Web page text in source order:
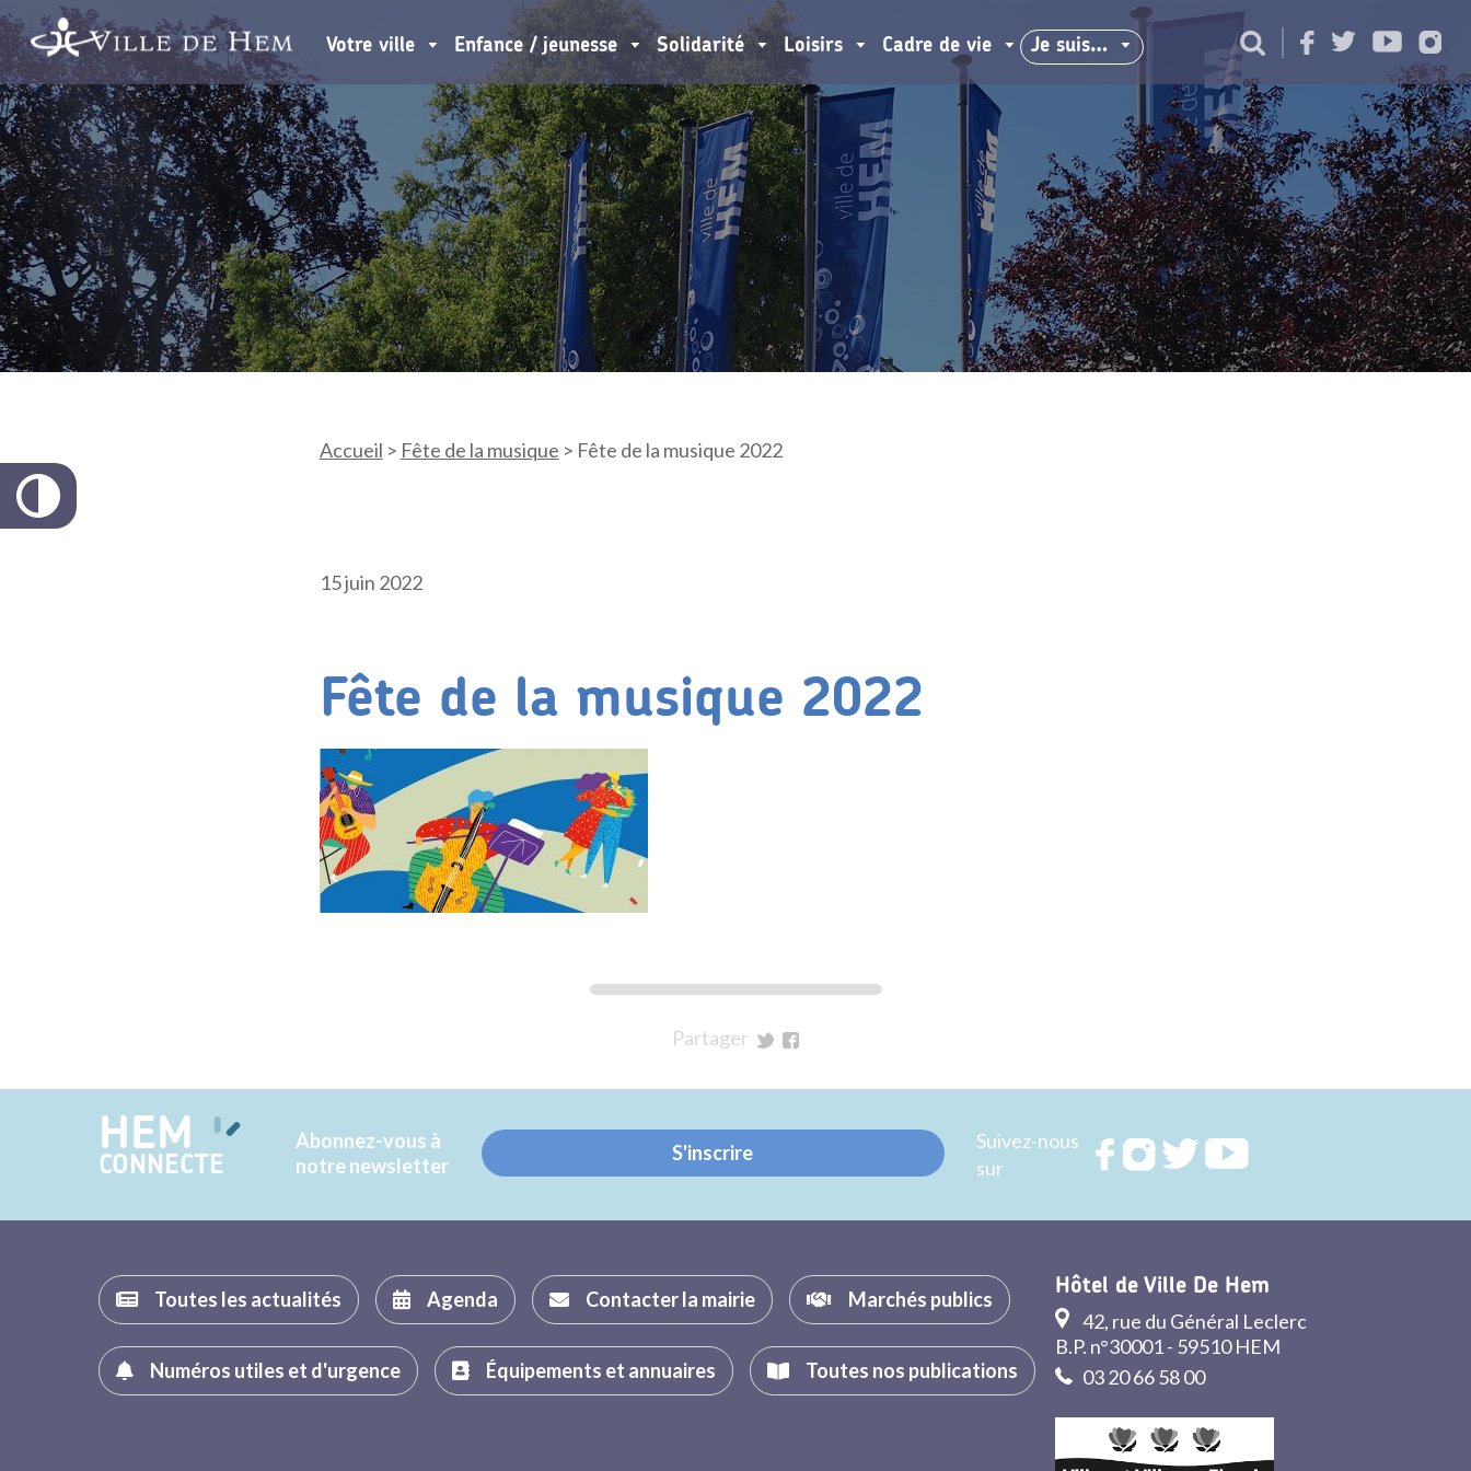
Votre ville Enfance / jeunesse Solidarité Loisirs Cadre de vie Je suis…
Accueil > Fête de la musique > Fête de la musique 2022
15 juin 2022
Fête de la musique 2022
Partager
Twitter
Facebook
HEM
CONNECTE
Abonnez-vous à
notre newsletter
S'inscrire
Suivez-nous
sur
RejoignezRejoignezRejoignez
Toutes les actualités Agenda Contacter la mairie Marchés publics
Numéros utiles et d'urgence Équipements et annuaires Toutes nos publications
Hôtel de Ville De Hem
42, rue du Général Leclerc
B.P. n°30001 - 59510 HEM
03 20 66 58 00